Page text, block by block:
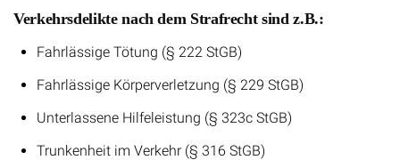
Verkehrsdelikte nach dem Strafrecht sind z.B.:
Fahrlässige Tötung (§ 222 StGB)
Fahrlässige Körperverletzung (§ 229 StGB)
Unterlassene Hilfeleistung (§ 323c StGB)
Trunkenheit im Verkehr (§ 316 StGB)